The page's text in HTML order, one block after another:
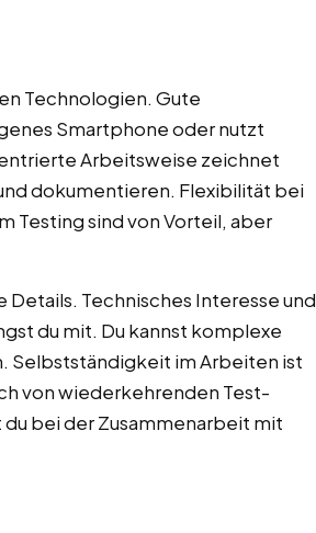
Technologien. Gute
Smartphone oder nutzt
Arbeitsweise zeichnet
dokumentieren. Flexibilität bei
Testing sind von Vorteil, aber
Technisches Interesse und
du mit. Du kannst komplexe
Selbstständigkeit im Arbeiten ist
von wiederkehrenden Test-
du bei der Zusammenarbeit mit